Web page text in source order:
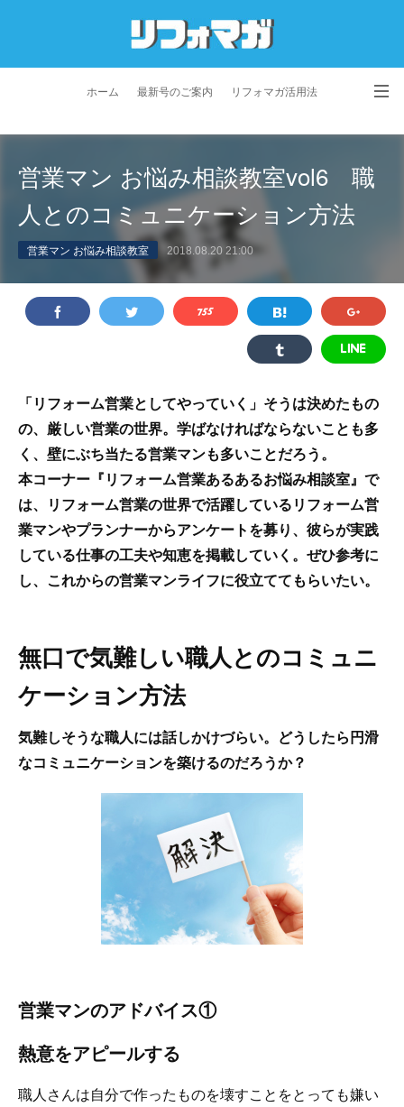
ホーム 最新号のご案内 リフォマガ活用法
プライバシーポリシー 利用規約 会社概要
営業マン お悩み相談教室vol6 職
人とのコミュニケーション方法
営業マン お悩み相談教室 2018.08.20 21:00
「リフォーム営業としてやっていく」そうは決めたもの
の、厳しい営業の世界。学ばなければならないことも多
く、壁にぶち当たる営業マンも多いことだろう。
本コーナー『リフォーム営業あるあるお悩み相談室』で
は、リフォーム営業の世界で活躍しているリフォーム営
業マンやプランナーからアンケートを募り、彼らが実践
している仕事の工夫や知恵を掲載していく。ぜひ参考に
し、これからの営業マンライフに役立ててもらいたい。
無口で気難しい職人とのコミュニ
ケーション方法
気難しそうな職人には話しかけづらい。どうしたら円滑
なコミュニケーションを築けるのだろうか？
営業マンのアドバイス①
熱意をアピールする
職人さんは自分で作ったものを壊すことをとっても嫌い